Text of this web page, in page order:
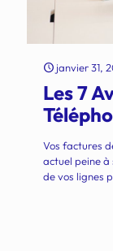
janvier 31,
Les 7
Vos factures
actuel peine
de vos lignes